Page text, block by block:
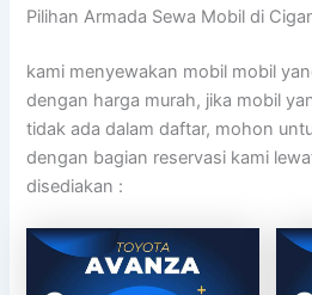
Pilihan Armada Sewa Mobil di
kami menyewakan mobil mobil
dengan harga murah, jika mobil
tidak ada dalam daftar, mohon
dengan bagian reservasi kami
disediakan :